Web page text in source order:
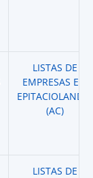
LISTAS DE
EMPRESAS EM
EPITACIOLANDIA
(AC)
LISTAS DE